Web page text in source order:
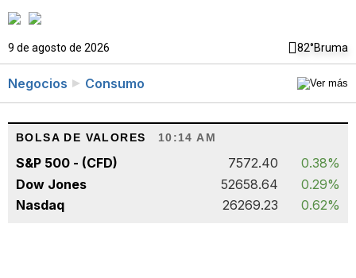
9 de agosto de 2026 82°Bruma
Negocios Consumo
BOLSA DE VALORES 10:14 AM
S&P 500 - (CFD) 7572.40
0.38%
Dow Jones
52658.64
0.29%
Nasdaq
26269.23 0.62%